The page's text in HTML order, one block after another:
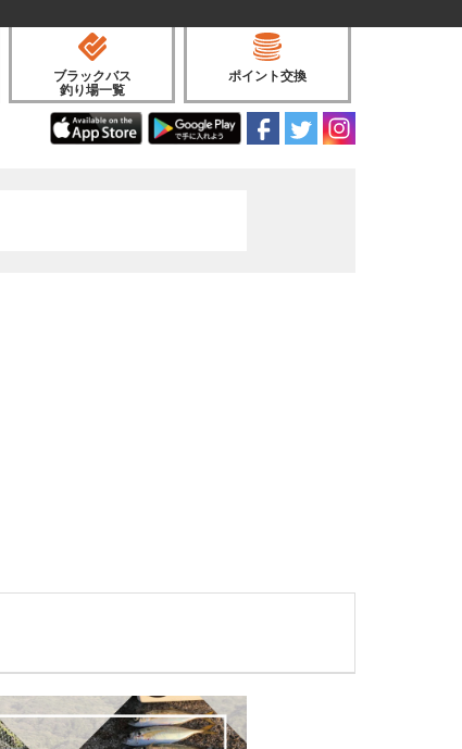
ブラックバス
釣り場一覧
ポイント交換